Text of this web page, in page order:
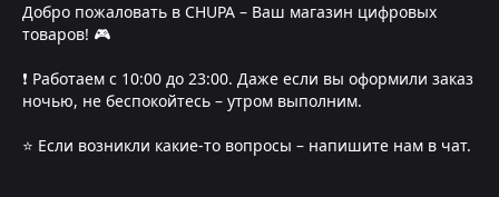
Добро пожаловать в CHUPA – Ваш магазин цифровых
товаров! 🎮
❗️ Работаем с 10:00 до 23:00. Даже если вы оформили заказ
ночью, не беспокойтесь – утром выполним.
⭐️ Если возникли какие-то вопросы – напишите нам в чат.